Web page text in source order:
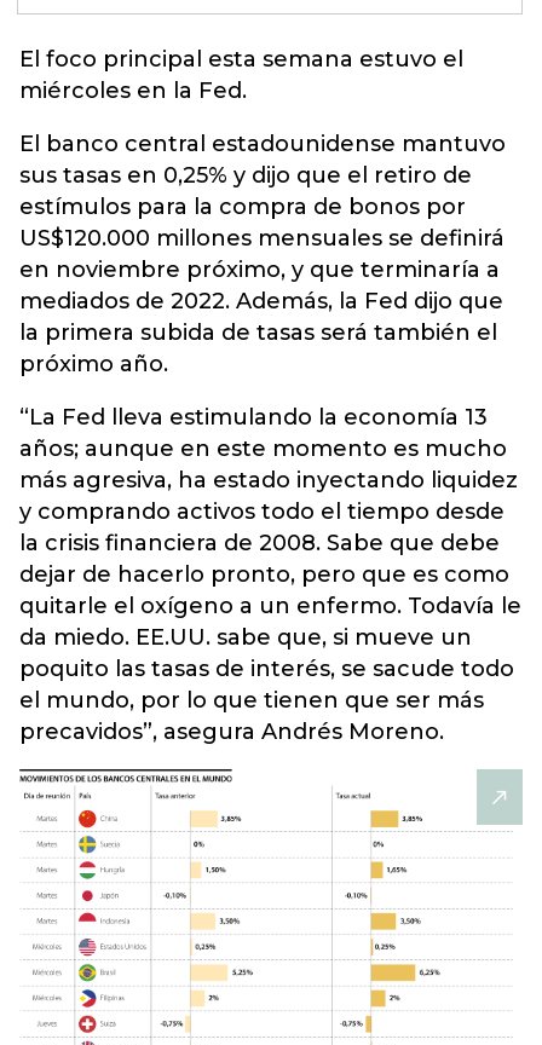
El foco principal esta semana estuvo el
miércoles en la Fed.
El banco central estadounidense mantuvo
sus tasas en 0,25% y dijo que el retiro de
estímulos para la compra de bonos por
US$120.000 millones mensuales se definirá
en noviembre próximo, y que terminaría a
mediados de 2022. Además, la Fed dijo que
la primera subida de tasas será también el
próximo año.
“La Fed lleva estimulando la economía 13
años; aunque en este momento es mucho
más agresiva, ha estado inyectando liquidez
y comprando activos todo el tiempo desde
la crisis financiera de 2008. Sabe que debe
dejar de hacerlo pronto, pero que es como
quitarle el oxígeno a un enfermo. Todavía le
da miedo. EE.UU. sabe que, si mueve un
poquito las tasas de interés, se sacude todo
el mundo, por lo que tienen que ser más
precavidos”, asegura Andrés Moreno.